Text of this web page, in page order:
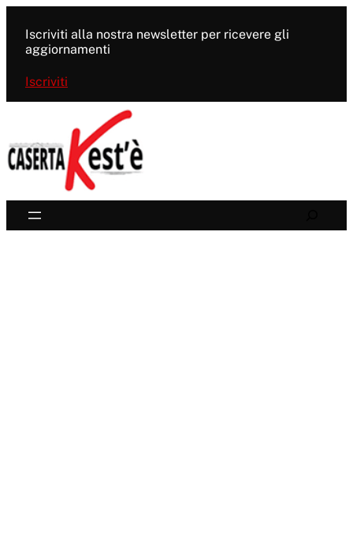
contenuto
Iscriviti alla nostra newsletter per ricevere gli
aggiornamenti
Iscriviti